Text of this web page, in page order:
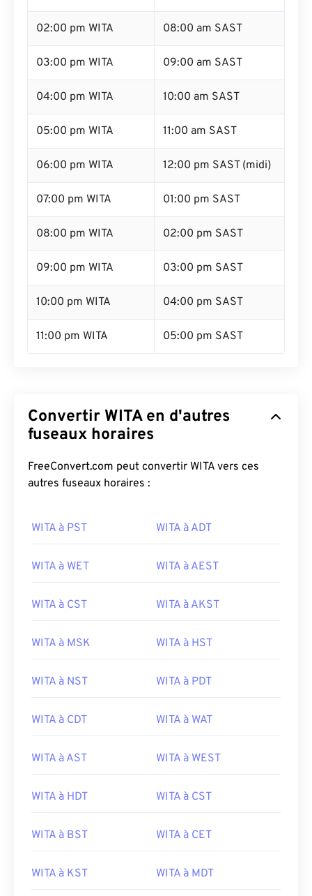
02:00 pm WITA 08:00 am SAST
03:00 pm WITA 09:00 am SAST
04:00 pm WITA 10:00 am SAST
05:00 pm WITA 11:00 am SAST
06:00 pm WITA 12:00 pm SAST (midi)
07:00 pm WITA 01:00 pm SAST
08:00 pm WITA 02:00 pm SAST
09:00 pm WITA 03:00 pm SAST
10:00 pm WITA 04:00 pm SAST
11:00 pm WITA 05:00 pm SAST
Convertir WITA en d'autres
fuseaux horaires
FreeConvert.com peut convertir WITA vers ces
autres fuseaux horaires :
WITA à PST WITA à ADT
WITA à WET WITA à AEST
WITA à CST WITA à AKST
WITA à MSK WITA à HST
WITA à NST WITA à PDT
WITA à CDT WITA à WAT
WITA à AST WITA à WEST
WITA à HDT WITA à CST
WITA à BST WITA à CET
WITA à KST WITA à MDT